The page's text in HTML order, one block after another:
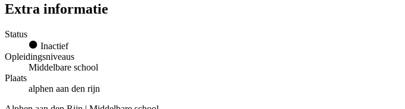
Extra informatie
Status
Inactief
Opleidingsniveaus
Middelbare school
Plaats
alphen aan den rijn